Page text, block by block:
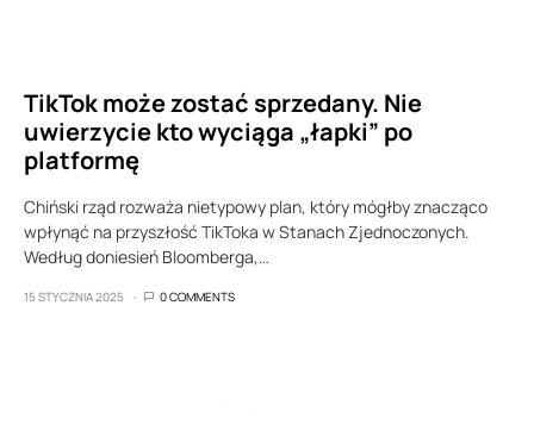
TikTok może zostać sprzedany. Nie
uwierzycie kto wyciąga „łapki” po
platformę
Chiński rząd rozważa nietypowy plan, który mógłby znacząco
wpłynąć na przyszłość TikToka w Stanach Zjednoczonych.
Według doniesień Bloomberga,…
15 STYCZNIA 2025 0 COMMENTS